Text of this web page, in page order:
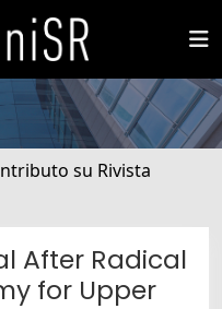
su Rivista
After Radical
for Upper